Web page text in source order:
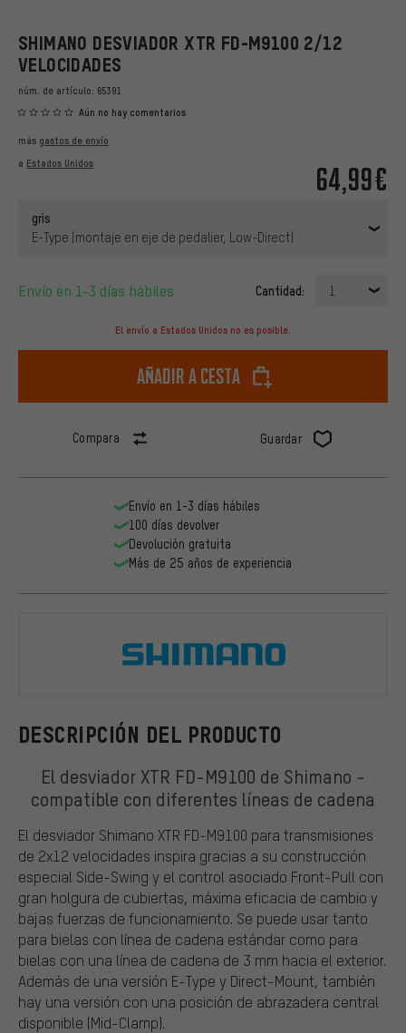
SHIMANO DESVIADOR XTR FD-M9100 2/12
VELOCIDADES
núm. de artículo: 65391
Aún no hay comentarios
64,99€
más gastos de envío
a Estados Unidos
gris
E-Type (montaje en eje de pedalier, Low-Direct)
Envío en 1-3 días hábiles Cantidad: 1
El envío a Estados Unidos no es posible.
Añadir a cesta
Compara Guardar
DESCRIPCIÓN DEL PRODUCTO
El desviador XTR FD-M9100 de Shimano -
compatible con diferentes líneas de cadena
El desviador Shimano XTR FD-M9100 para transmisiones
de 2x12 velocidades inspira gracias a su construcción
especial Side-Swing y el control asociado Front-Pull con
gran holgura de cubiertas, máxima eficacia de cambio y
bajas fuerzas de funcionamiento. Se puede usar tanto
para bielas con línea de cadena estándar como para
bielas con una línea de cadena de 3 mm hacia el exterior.
Además de una versión E-Type y Direct-Mount, también
hay una versión con una posición de abrazadera central
disponible (Mid-Clamp).
Envío en 1-3 días hábiles
100 días devolver
Devolución gratuita
Más de 25 años de experiencia
Shimano